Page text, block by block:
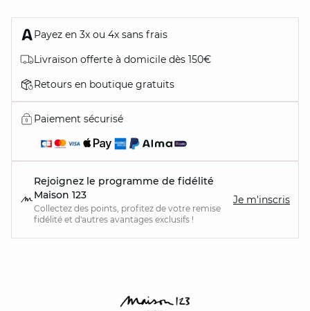
Payez en 3x ou 4x sans frais
Livraison offerte à domicile dès 150€
Retours en boutique gratuits
Paiement sécurisé
Rejoignez le programme de fidélité
Maison 123
Collectez des points, profitez de votre remise
fidélité et d'autres avantages exclusifs !
Je m'inscris